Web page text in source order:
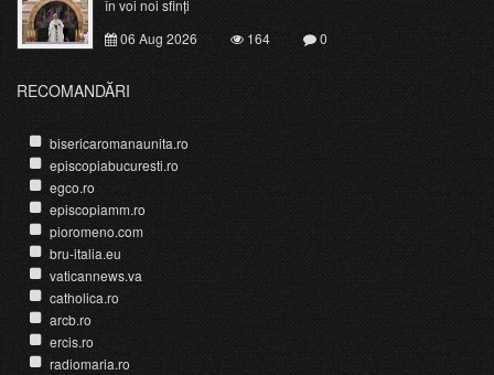
în voi noi sfinți
06 Aug 2026
164 0
RECOMANDĂRI
bisericaromanaunita.ro
episcopiabucuresti.ro
egco.ro
episcopiamm.ro
pioromeno.com
bru-italia.eu
vaticannews.va
catholica.ro
arcb.ro
ercis.ro
radiomaria.ro